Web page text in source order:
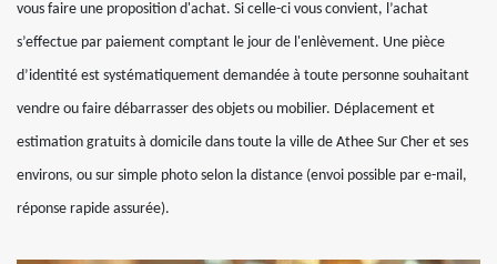
vous faire une proposition d'achat. Si celle-ci vous convient, l’achat
s’effectue par paiement comptant le jour de l'enlèvement. Une pièce
d’identité est systématiquement demandée à toute personne souhaitant
vendre ou faire débarrasser des objets ou mobilier. Déplacement et
estimation gratuits à domicile dans toute la ville de Athee Sur Cher et ses
environs, ou sur simple photo selon la distance (envoi possible par e-mail,
réponse rapide assurée).